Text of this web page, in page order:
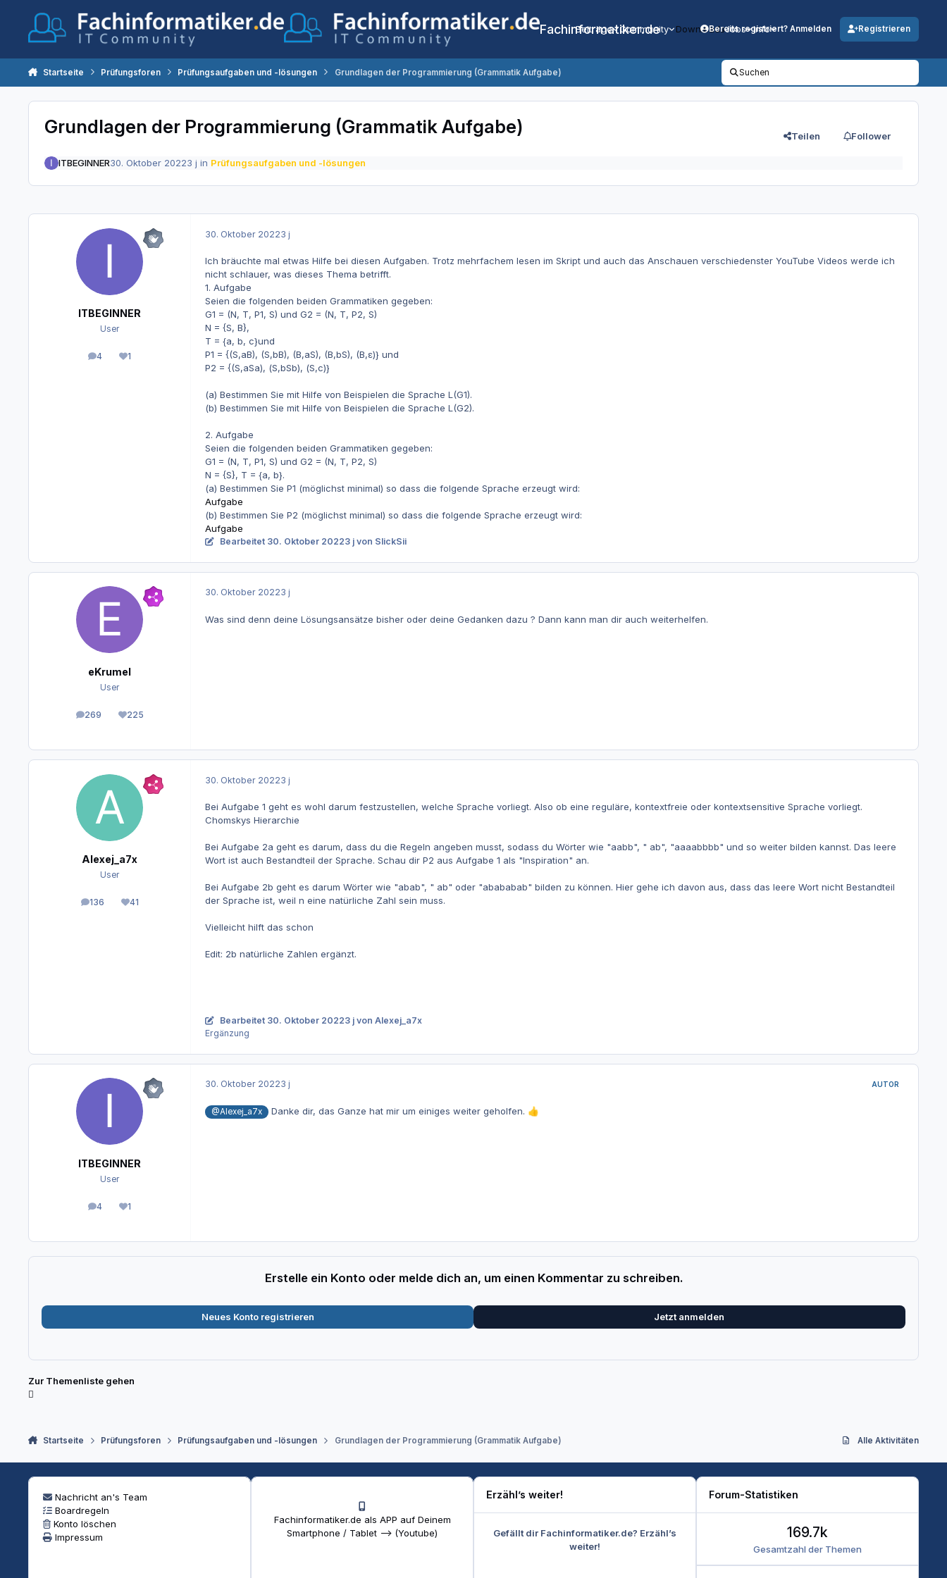
Fachinformatiker.de
Beiträge Community DownloadsJobs Info
Bereits registriert? Anmelden Registrieren
Startseite Prüfungsforen Prüfungsaufgaben und -lösungen Grundlagen der Programmierung (Grammatik Aufgabe) Suchen
Grundlagen der Programmierung (Grammatik Aufgabe) Teilen Follower
ITBEGINNER30. Oktober 20223 j in Prüfungsaufgaben und -lösungen
ITBEGINNER
User
4
Beiträge1
Reputation
30. Oktober 20223 j
Ich bräuchte mal etwas Hilfe bei diesen Aufgaben. Trotz mehrfachem lesen im Skript und auch das Anschauen verschiedenster YouTube Videos werde ich
nicht schlauer, was dieses Thema betrifft.
1. Aufgabe
Seien die folgenden beiden Grammatiken gegeben:
G1 = (N, T, P1, S) und G2 = (N, T, P2, S)
N = {S, B},
T = {a, b, c}und
P1 = {(S,aB), (S,bB), (B,aS), (B,bS), (B,ε)} und
P2 = {(S,aSa), (S,bSb), (S,c)}
(a) Bestimmen Sie mit Hilfe von Beispielen die Sprache L(G1).
(b) Bestimmen Sie mit Hilfe von Beispielen die Sprache L(G2).
2. Aufgabe
Seien die folgenden beiden Grammatiken gegeben:
G1 = (N, T, P1, S) und G2 = (N, T, P2, S)
N = {S}, T = {a, b}.
(a) Bestimmen Sie P1 (möglichst minimal) so dass die folgende Sprache erzeugt wird:
Aufgabe
(b) Bestimmen Sie P2 (möglichst minimal) so dass die folgende Sprache erzeugt wird:
Aufgabe
Bearbeitet 30. Oktober 20223 jvon SlickSii
eKrumel
User
269
Beiträge 225
Reputation
30. Oktober 20223 j
Was sind denn deine Lösungsansätze bisher oder deine Gedanken dazu ? Dann kann man dir auch weiterhelfen.
Alexej_a7x
User
136
Beiträge 41
Reputation
30. Oktober 20223 j
Bei Aufgabe 1 geht es wohl darum festzustellen, welche Sprache vorliegt. Also ob eine reguläre, kontextfreie oder kontextsensitive Sprache vorliegt.
Chomskys Hierarchie
Bei Aufgabe 2a geht es darum, dass du die Regeln angeben musst, sodass du Wörter wie "aabb", " ab", "aaaabbbb" und so weiter bilden kannst. Das leere
Wort ist auch Bestandteil der Sprache. Schau dir P2 aus Aufgabe 1 als "Inspiration" an.
Bei Aufgabe 2b geht es darum Wörter wie "abab", " ab" oder "abababab" bilden zu können. Hier gehe ich davon aus, dass das leere Wort nicht Bestandteil
der Sprache ist, weil n eine natürliche Zahl sein muss.
Vielleicht hilft das schon
Edit: 2b natürliche Zahlen ergänzt.
Bearbeitet 30. Oktober 20223 jvon Alexej_a7x
Ergänzung
ITBEGINNER
User
4
Beiträge1
Reputation
30. Oktober 20223 j AUTOR
@Alexej_a7x Danke dir, das Ganze hat mir um einiges weiter geholfen. 👍
Erstelle ein Konto oder melde dich an, um einen Kommentar zu schreiben.
Neues Konto registrieren Jetzt anmelden
Zur Themenliste gehen
Startseite Prüfungsforen Prüfungsaufgaben und -lösungen Grundlagen der Programmierung (Grammatik Aufgabe) Alle Aktivitäten
Nachricht an's Team
Boardregeln
Konto löschen
Impressum
Fachinformatiker.de als APP auf Deinem
Smartphone / Tablet --> (Youtube)
Erzähl’s weiter!
Gefällt dir Fachinformatiker.de? Erzähl’s
weiter!
Forum-Statistiken
Gesamtzahl der Themen
169.7k